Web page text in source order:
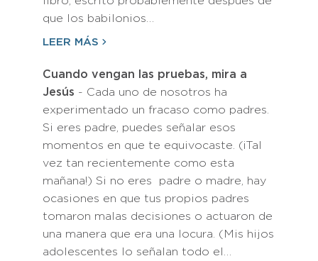
que los babilonios…
LEER MÁS
Cuando vengan las pruebas, mira a
Jesús - Cada uno de nosotros ha
experimentado un fracaso como padres.
Si eres padre, puedes señalar esos
momentos en que te equivocaste. (¡Tal
vez tan recientemente como esta
mañana!) Si no eres padre o madre, hay
ocasiones en que tus propios padres
tomaron malas decisiones o actuaron de
una manera que era una locura. (Mis hijos
adolescentes lo señalan todo el…